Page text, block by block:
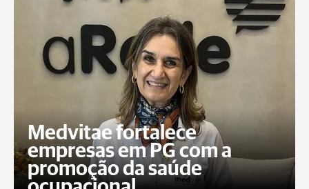
Medvitae fortalece
empresas em PG com a
promoção da saúde